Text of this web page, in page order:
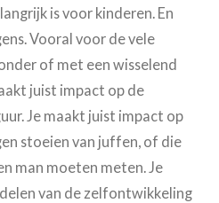
is voor kinderen. En
Vooral voor de vele
of met een wisselend
juist impact op de
Je maakt juist impact op
stoeien van juffen, of die
man moeten meten. Je
van de zelfontwikkeling